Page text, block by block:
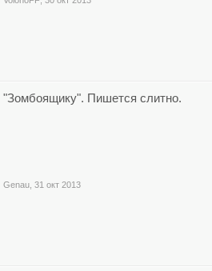
"Зомбоящику". Пишется слитно.
Genau 31 окт 2013